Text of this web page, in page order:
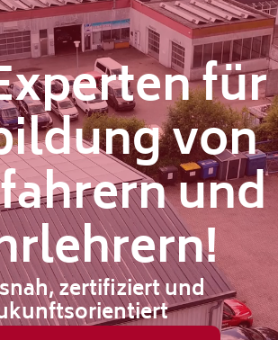
für
von
und
zertifiziert und